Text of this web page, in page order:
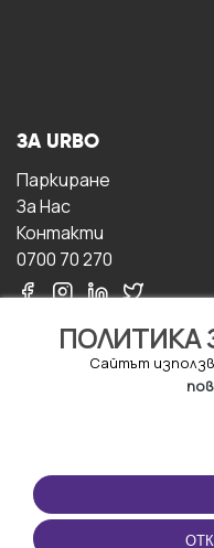
ПОЛИТИКА
Сайтът
ЗА URBO
Паркиране
За Hас
Контакти
0700 70 270
ПОЛЗВАНЕ
Правила и условия за
ползване